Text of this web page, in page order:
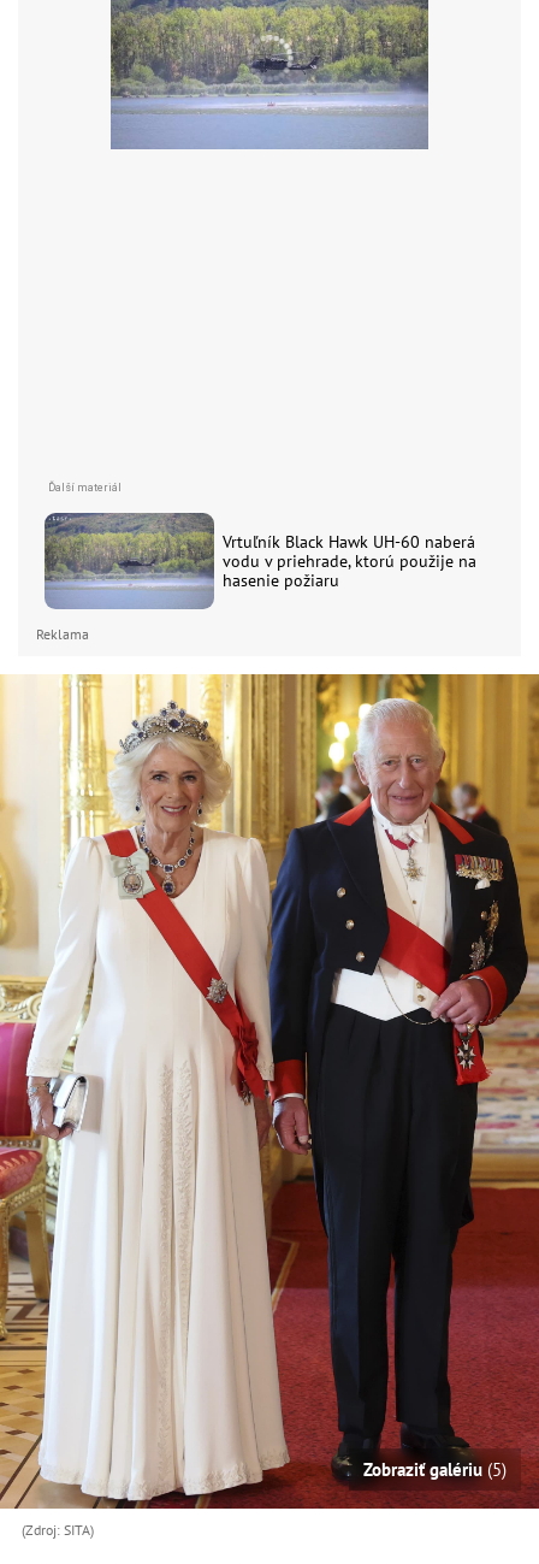
Vrtuľník Black Hawk UH-60 naberá
vodu v priehrade, ktorú použije na
hasenie požiaru
Reklama
Zobraziť galériu (5)
(Zdroj: SITA)